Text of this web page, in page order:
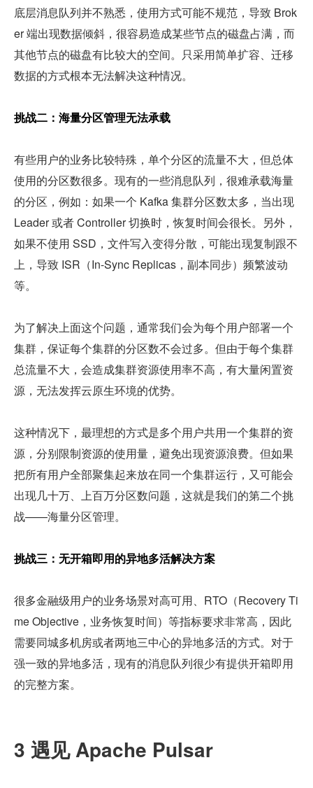
底层消息队列并不熟悉，使用方式可能不规范，导致 Brok
er 端出现数据倾斜，很容易造成某些节点的磁盘占满，而
其他节点的磁盘有比较大的空间。只采用简单扩容、迁移
数据的方式根本无法解决这种情况。
挑战二：海量分区管理无法承载
有些用户的业务比较特殊，单个分区的流量不大，但总体
使用的分区数很多。现有的一些消息队列，很难承载海量
的分区，例如：如果一个 Kafka 集群分区数太多，当出现
Leader 或者 Controller 切换时，恢复时间会很长。另外，
如果不使用 SSD，文件写入变得分散，可能出现复制跟不
上，导致 ISR（In-Sync Replicas，副本同步）频繁波动
等。
为了解决上面这个问题，通常我们会为每个用户部署一个
集群，保证每个集群的分区数不会过多。但由于每个集群
总流量不大，会造成集群资源使用率不高，有大量闲置资
源，无法发挥云原生环境的优势。
这种情况下，最理想的方式是多个用户共用一个集群的资
源，分别限制资源的使用量，避免出现资源浪费。但如果
把所有用户全部聚集起来放在同一个集群运行，又可能会
出现几十万、上百万分区数问题，这就是我们的第二个挑
战——海量分区管理。
挑战三：无开箱即用的异地多活解决方案
很多金融级用户的业务场景对高可用、RTO（Recovery Ti
me Objective，业务恢复时间）等指标要求非常高，因此
需要同城多机房或者两地三中心的异地多活的方式。对于
强一致的异地多活，现有的消息队列很少有提供开箱即用
的完整方案。
3 遇见 Apache Pulsar